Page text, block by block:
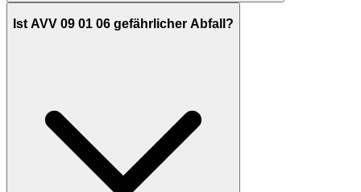
Ist AVV 09 01 06 gefährlicher Abfall?